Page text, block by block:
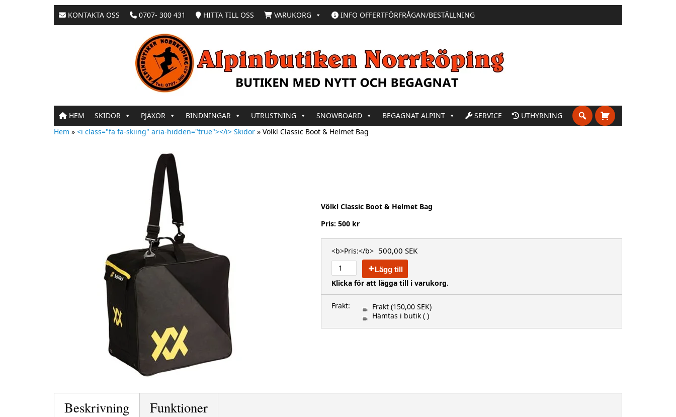
KONTAKTA OSS 0707- 300 431 HITTA TILL OSS VARUKORG INFO OFFERTFÖRFRÅGAN/BESTÄLLNING
HEM SKIDOR PJÄXOR BINDNINGAR UTRUSTNING SNOWBOARD BEGAGNAT ALPINT SERVICE
UTHYRNING
Hem » <i class="fa fa-skiing" aria-hidden="true"></i> Skidor » Völkl Classic Boot & Helmet Bag
Völkl Classic Boot & Helmet Bag
Pris: 500 kr
<b>Pris:</b> 500,00 SEK
Lägg till
Klicka för att lägga till i varukorg.
Frakt: Frakt (150,00 SEK)
Hämtas i butik ( )
Beskrivning Funktioner